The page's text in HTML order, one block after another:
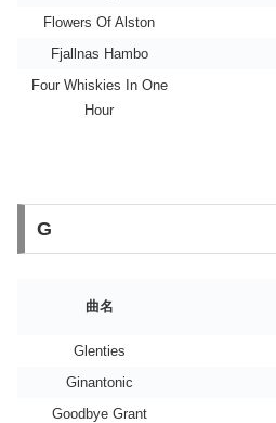
Flowers Of Alston
Fjallnas Hambo
Four Whiskies In One
Hour
G
曲名
Glenties
Ginantonic
Goodbye Grant